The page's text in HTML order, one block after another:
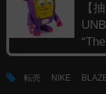
【
tag 転売 NIKE